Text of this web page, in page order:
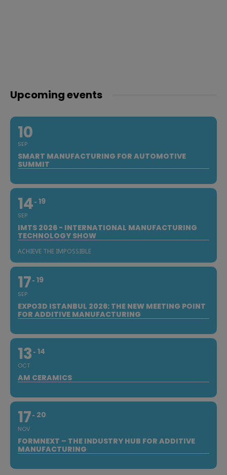
Upcoming events
10
SEP
SMART MANUFACTURING FOR AUTOMOTIVE
SUMMIT
14
SEP
19
IMTS 2026 - INTERNATIONAL MANUFACTURING
TECHNOLOGY SHOW
ACHIEVE THE IMPOSSIBLE
17
SEP
19
EXPO3D ISTANBUL 2026: THE NEW MEETING POINT
FOR ADDITIVE MANUFACTURING
13
OCT
14
AM CERAMICS
17
NOV
20
FORMNEXT – THE INDUSTRY HUB FOR ADDITIVE
MANUFACTURING